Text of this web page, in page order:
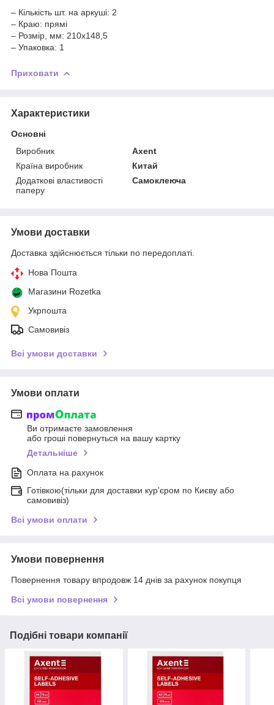
– Кількість шт. на аркуші: 2
– Краю: прямі
– Розмір, мм: 210x148,5
– Упаковка: 1
Приховати
Характеристики
Основні
Виробник
Axent
Країна виробник
Китай
Додаткові властивості
паперу
Самоклеюча
Умови доставки
Доставка здійснюється тільки по передоплаті.
Нова Пошта
Магазини Rozetka
Укрпошта
Самовивіз
Всі умови доставки
Умови оплати
Ви отримаєте замовлення
або гроші повернуться на вашу картку
Детальніше
Оплата на рахунок
Готівкою(тільки для доставки кур'єром по Києву або
самовивіз)
Всі умови оплати
Умови повернення
Повернення товару впродовж 14 днів за рахунок покупця
Всі умови повернення
Подібні товари компанії